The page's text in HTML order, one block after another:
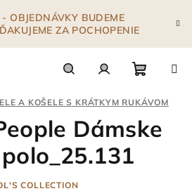
OBJEDNÁVKY BUDEME
ZA POCHOPENIE
košík
A KOŠELE S KRÁTKYM RUKÁVOM
Dámske
COLLECTION